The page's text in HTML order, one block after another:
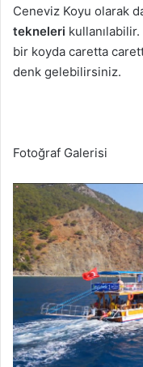
Ceneviz Koyu olarak
tekneleri
bir koyda caretta
denk gelebilirsiniz.
Fotoğraf Galerisi